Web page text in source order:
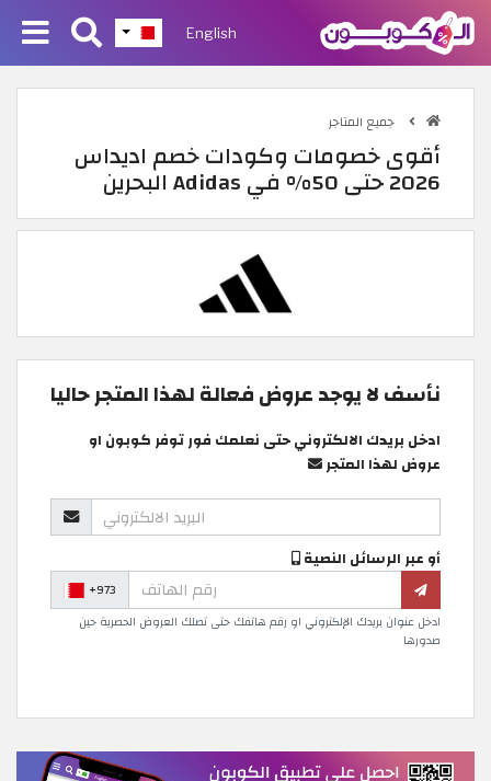
English
جميع المتاجر
أقوى خصومات وكودات خصم اديداس
2026 حتى 50% في Adidas البحرين
نأسف لا يوجد عروض فعالة لهذا المتجر حاليا
ادخل بريدك الالكتروني حتى نعلمك فور توفر كوبون او
عروض لهذا المتجر
أو عبر الرسائل النصية
+973
ادخل عنوان بريدك الإلكتروني او رقم هاتفك حتى تصلك العروض الحصرية حين
صدورها